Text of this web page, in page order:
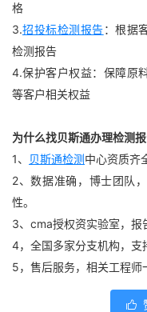
格
3.招投标检测报告：根据
检测报告
4.保护客户权益：保障原
等客户相关权益
为什么找贝斯通办理检测报
1、
贝斯通检测中心资质齐
2、数据准确，博士团队
性。
3、cma授权资实验室，报
4，全国多家分支机构，支
5，售后服务，相关工程师
